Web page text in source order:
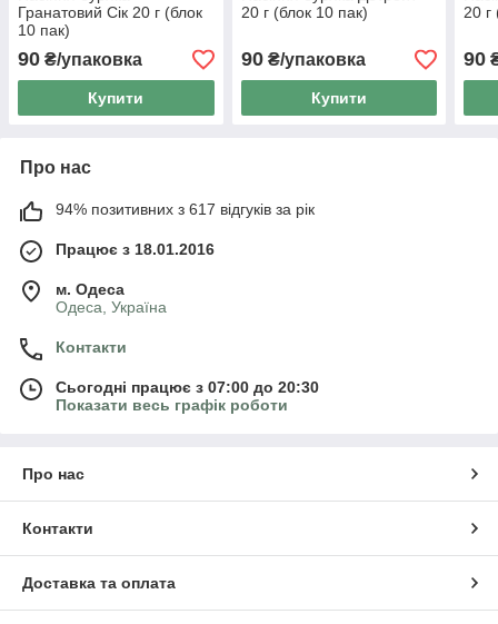
Гранатовий Сік 20 г (блок
10 пак)
90 ₴/упаковка
Купити
20 г (блок 10 пак)
90₴/упаковка
Купити
20 г
90
Про нас
94% позитивних з 617 відгуків за рік
Працює з 18.01.2016
м. Одеса
Одеса, Україна
Контакти
Сьогодні працює з 07:00 до 20:30
Показати весь графік роботи
Про нас
Контакти
Доставка та оплата